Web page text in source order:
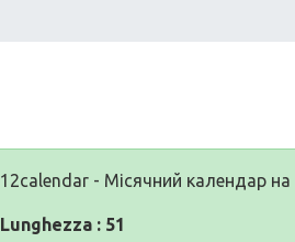
12calendar - Місячний календар на
Lunghezza : 51